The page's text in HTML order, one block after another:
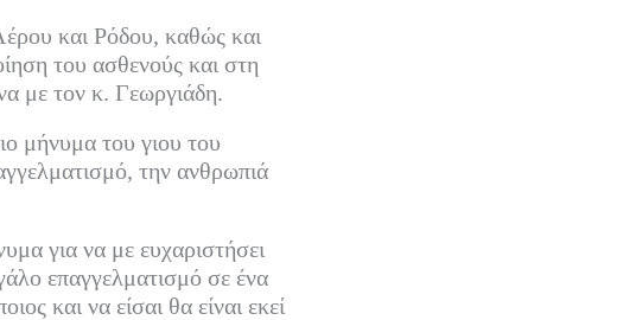
και Ρόδου, καθώς και
του ασθενούς και στη
με τον κ. Γεωργιάδη.
μήνυμα του γιου του
την ανθρωπιά
για να με ευχαριστήσει
επαγγελματισμό σε ένα
και να είσαι θα είναι εκεί